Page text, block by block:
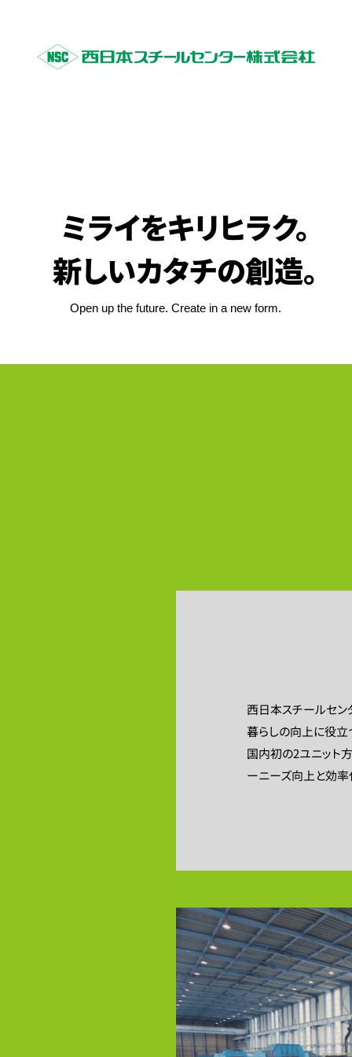
ミライをキリヒラク。
新しいカタチの創造。
Open up the future. Create in a new form.
西日本スチールセン
暮らしの向上に役立
国内初の2ユニット
ーニーズ向上と効率